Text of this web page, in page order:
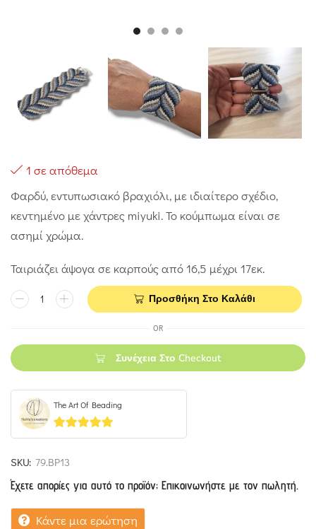
1 σε απόθεμα
Φαρδύ, εντυπωσιακό βραχιόλι, με ιδιαίτερο σχέδιο,
κεντημένο με χάντρες miyuki. Το κούμπωμα είναι σε
ασημί χρώμα.
Ταιριάζει άψογα σε καρπούς από 16,5 μέχρι 17εκ.
Προσθήκη Στο Καλάθι
OR
Συνέχεια Στο Checkout
The Art Of Beading
4.93out of 5
SKU: 79.ΒΡ13
Έχετε απορίες για αυτό το προϊόν; Επικοινωνήστε με τον πωλητή.
Κάντε μια ερώτηση